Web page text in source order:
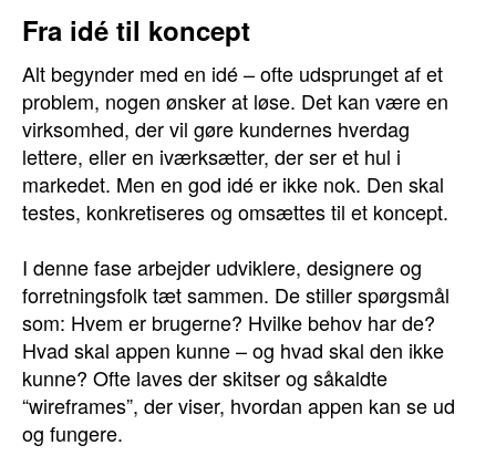
Fra idé til koncept
Alt begynder med en idé – ofte udsprunget af et
problem, nogen ønsker at løse. Det kan være en
virksomhed, der vil gøre kundernes hverdag
lettere, eller en iværksætter, der ser et hul i
markedet. Men en god idé er ikke nok. Den skal
testes, konkretiseres og omsættes til et koncept.
I denne fase arbejder udviklere, designere og
forretningsfolk tæt sammen. De stiller spørgsmål
som: Hvem er brugerne? Hvilke behov har de?
Hvad skal appen kunne – og hvad skal den ikke
kunne? Ofte laves der skitser og såkaldte
“wireframes”, der viser, hvordan appen kan se ud
og fungere.